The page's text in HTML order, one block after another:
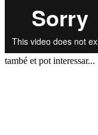
també et pot interessar...